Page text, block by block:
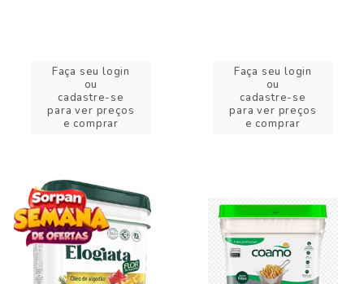
Faça seu login
ou
cadastre-se
para ver preços
e comprar
Faça seu login
ou
cadastre-se
para ver preços
e comprar